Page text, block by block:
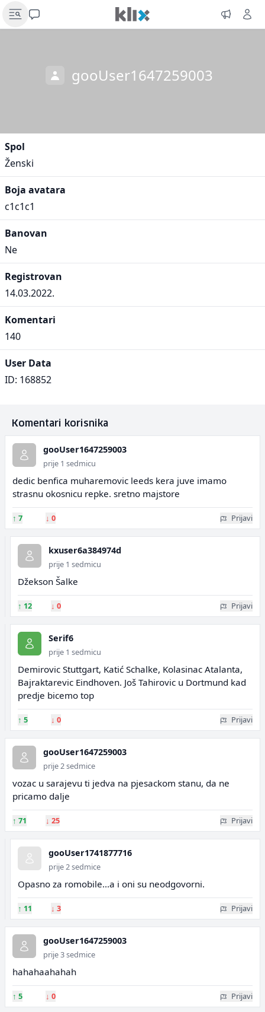
gooUser1647259003
Spol
Ženski
Boja avatara
c1c1c1
Banovan
Ne
Registrovan
14.03.2022.
Komentari
140
User Data
ID: 168852
Komentari korisnika
gooUser1647259003
prije 1 sedmicu
dedic benfica muharemovic leeds kera juve imamo
strasnu okosnicu repke. sretno majstore
↑ 7 ↓ 0 Prijavi
kxuser6a384974d
prije 1 sedmicu
Džekson Šalke
↑ 12 ↓ 0 Prijavi
Serif6
prije 1 sedmicu
Demirovic Stuttgart, Katić Schalke, Kolasinac Atalanta,
Bajraktarevic Eindhoven. Još Tahirovic u Dortmund kad
predje bicemo top
↑ 5 ↓ 0 Prijavi
gooUser1647259003
prije 2 sedmice
vozac u sarajevu ti jedva na pjesackom stanu, da ne
pricamo dalje
↑ 71 ↓ 25 Prijavi
gooUser1741877716
prije 2 sedmice
Opasno za romobile...a i oni su neodgovorni.
↑ 11 ↓ 3 Prijavi
gooUser1647259003
prije 3 sedmice
hahahaahahah
↑ 5 ↓ 0 Prijavi